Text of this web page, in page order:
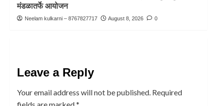
मंडळातर्फे आयोजन
Neelam kulkarni – 8767827717 August 8, 2026 0
Leave a Reply
Your email address will not be published. Required
fields are marked*